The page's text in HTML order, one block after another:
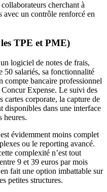
cherchant à
avec un contrôle renforcé en
TPE et PME)
logiciel de notes de frais,
50 salariés, sa fonctionnalité
compte bancaire professionnel
Expense. Le suivi des
cartes corporate, la capture de
disponibles dans une interface
heures.
évidemment moins complet
ou le reporting avancé.
complexité n’est tout
9 et 39 euros par mois
fait une option imbattable sur
petites structures.